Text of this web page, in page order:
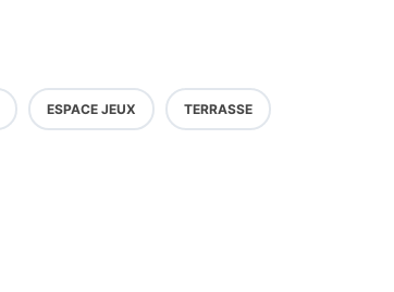
ESPACE JEUX TERRASSE